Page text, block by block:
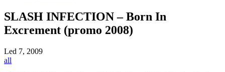
SLASH INFECTION – Born In
Excrement (promo 2008)
Led 7, 2009
all